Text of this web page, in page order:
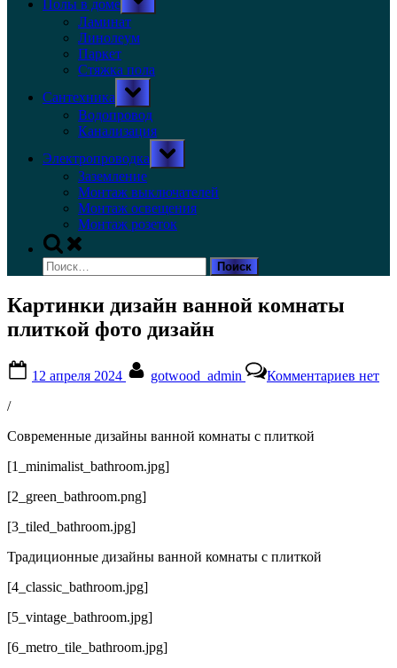
Полы в доме
sub-
menu
Ламинат
Линолеум
Паркет
Стяжка пола
Сантехника
Toggle
sub-
menu
Водопровод
Канализация
Электропроводка
Toggle
sub-
Заземление
Монтаж выключателей
Монтаж освещения
Монтаж розеток
Toggle
search
form
Найти:
Картинки дизайн ванной комнаты
плиткой фото дизайн
on
12 апреля 2024 gotwood_admin Комментариевзаписи
нет
/
Современные дизайны ванной комнаты с плиткой
[1_minimalist_bathroom.jpg]
[2_green_bathroom.png]
[3_tiled_bathroom.jpg]
Традиционные дизайны ванной комнаты с плиткой
[4_classic_bathroom.jpg]
[5_vintage_bathroom.jpg]
[6_metro_tile_bathroom.jpg]